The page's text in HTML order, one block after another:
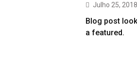
Julho 25, 2018
Blog post
a featured.